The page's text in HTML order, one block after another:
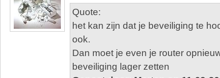
Quote:
het kan zijn dat je beveiliging te
ook.
Dan moet je even je router
beveiliging lager zetten